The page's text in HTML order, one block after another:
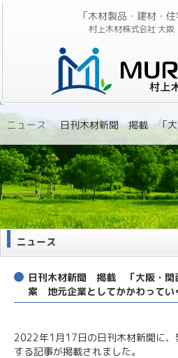
「木材製品・建材・住
村上木材株式会社 大阪
ニュース »
ニュース
日刊木材新聞 掲載 「大阪・関
案 地元企業としてかかわってい
2022年1月17日の日刊木材新聞に、
する記事が掲載されました。